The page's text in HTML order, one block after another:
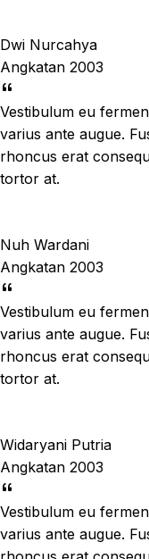
Dwi Nurcahya
Angkatan 2003
Vestibulum eu
varius ante augue.
rhoncus erat
tortor at.
Nuh Wardani
Angkatan 2003
Vestibulum eu
varius ante augue.
rhoncus erat
tortor at.
Widaryani Putria
Angkatan 2003
Vestibulum eu
varius ante augue.